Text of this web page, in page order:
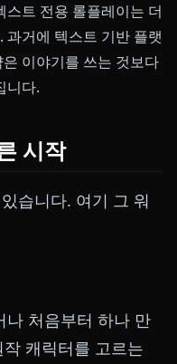
트 전용 롤플레이는 더
거에 텍스트 기반 플랫
이야기를 쓰는 것보다
니다.
시작
습니다. 여기 그 워
나 처음부터 하나 만
캐릭터를 고르는